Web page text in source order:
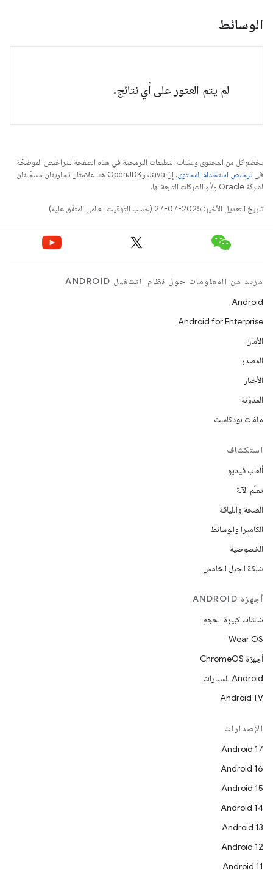
الوسائط
لم يتم العثور على أي نتائج.
يخضع كل من المحتوى وعيّنات التعليمات البرمجية في هذه الصفحة للتراخيص الموضحّة
فيترخيص استخدام المحتوى
. إنّ Java وOpenJDK هما علامتان تجاريتان مسجَّلتان
لشركة Oracle و/أو الشركات التابعة لها.
تاريخ التعديل الأخير: 2025-07-27 (حسب التوقيت العالمي المتفَّق عليه)
مزيد من المعلومات حول نظام التشغيل ANDROID
Android
Android for Enterprise
الأمان
المصدر
الأخبار
المدوّنة
ملفات بودكاست
استكشاف
ألعاب فيديو
تعلُم الآلة
الصحة واللياقة
الكاميرا والوسائط
الخصوصية
شبكة الجيل الخامس
أجهزة ANDROID
شاشات كبيرة الحجم
Wear OS
أجهزة ChromeOS
Android للسيارات
Android TV
الإصدارات
Android 17
Android 16
Android 15
Android 14
Android 13
Android 12
Android 11